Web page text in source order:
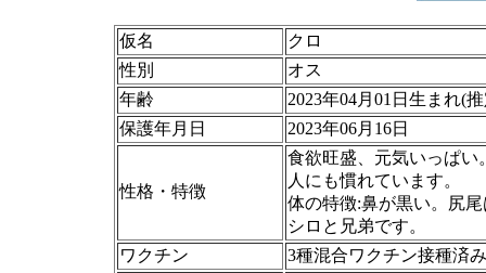
仮名
クロ
性別
オス
年齢
2023年04月01日生まれ(
保護年月日
2023年06月16日
性格・特徴
食欲旺盛、元気いっぱい
人にも慣れています。
体の特徴:鼻が黒い。尻
シロと兄弟です。
ワクチン
3種混合ワクチン接